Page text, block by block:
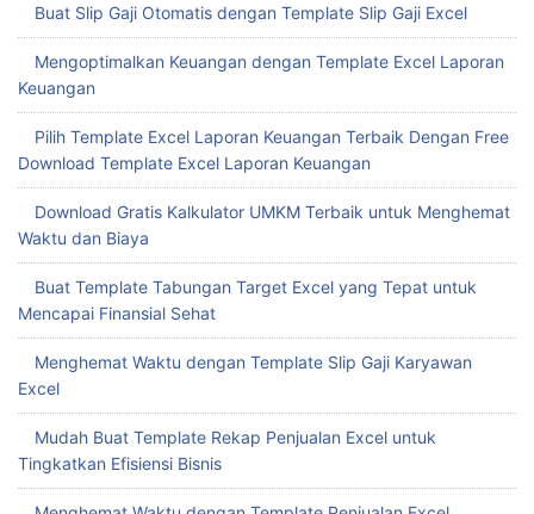
Buat Slip Gaji Otomatis dengan Template Slip Gaji Excel
Mengoptimalkan Keuangan dengan Template Excel Laporan
Keuangan
Pilih Template Excel Laporan Keuangan Terbaik Dengan Free
Download Template Excel Laporan Keuangan
Download Gratis Kalkulator UMKM Terbaik untuk Menghemat
Waktu dan Biaya
Buat Template Tabungan Target Excel yang Tepat untuk
Mencapai Finansial Sehat
Menghemat Waktu dengan Template Slip Gaji Karyawan
Excel
Mudah Buat Template Rekap Penjualan Excel untuk
Tingkatkan Efisiensi Bisnis